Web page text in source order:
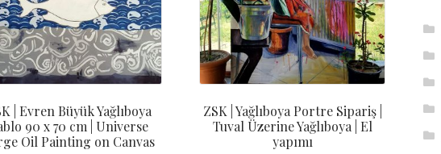
| Evren Büyük Yağlıboya
90 x 70 cm | Universe
Oil Painting on Canvas
ZSK | Yağlıboya Portre Sipariş |
Tuval Üzerine Yağlıboya | El
yapımı